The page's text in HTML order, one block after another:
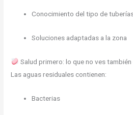
Conocimiento del tipo de
Soluciones adaptadas a la zona
Salud primero: lo que no ves también
Las aguas residuales contienen:
Bacterias